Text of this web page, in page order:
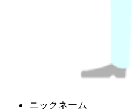
ニックネーム